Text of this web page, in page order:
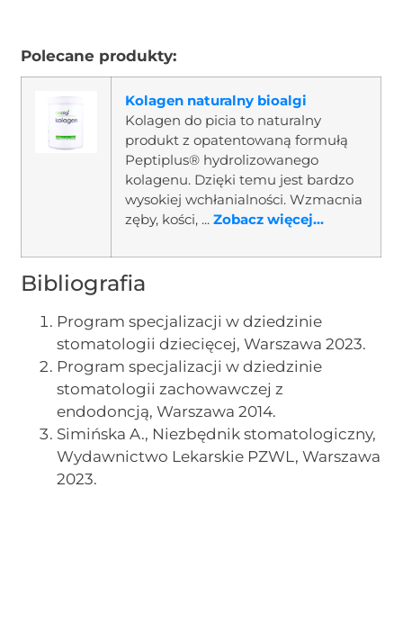
Polecane produkty:
Kolagen naturalny bioalgi
Kolagen do picia to naturalny
produkt z opatentowaną formułą
Peptiplus® hydrolizowanego
kolagenu. Dzięki temu jest bardzo
wysokiej wchłanialności. Wzmacnia
zęby, kości, ...Zobacz więcej...
Bibliografia
Program specjalizacji w dziedzinie
stomatologii dziecięcej, Warszawa 2023.
Program specjalizacji w dziedzinie
stomatologii zachowawczej z
endodoncją, Warszawa 2014.
Simińska A., Niezbędnik stomatologiczny,
Wydawnictwo Lekarskie PZWL, Warszawa
2023.